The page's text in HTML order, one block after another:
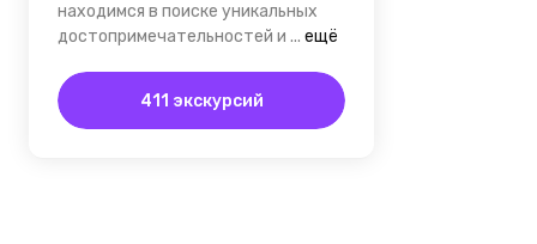
находимся в поиске уникальных
достопримечательностей и ... ещё
411 экскурсий